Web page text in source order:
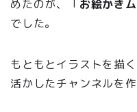
めたのが、「お絵かき
でした。
もともとイラストを描
活かしたチャンネルを